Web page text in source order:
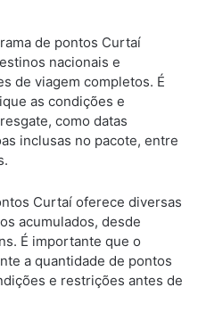
de pontos Curtaí
nacionais e
de viagem completos. É
as condições e
como datas
inclusas no pacote, entre
Curtaí oferece diversas
acumulados, desde
É importante que o
a quantidade de pontos
e restrições antes de